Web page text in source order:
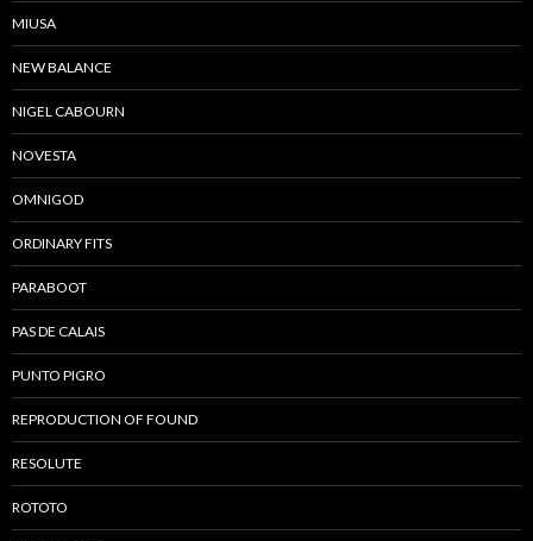
MIUSA
NEW BALANCE
NIGEL CABOURN
NOVESTA
OMNIGOD
ORDINARY FITS
PARABOOT
PAS DE CALAIS
PUNTO PIGRO
REPRODUCTION OF FOUND
RESOLUTE
ROTOTO